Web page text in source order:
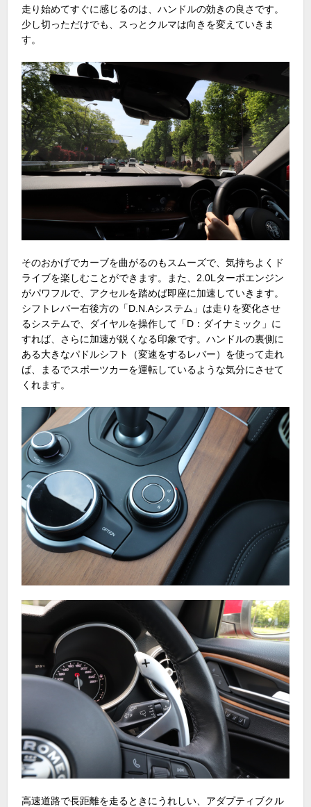
走り始めてすぐに感じるのは、ハンドルの効きの良さです。
少し切っただけでも、スっとクルマは向きを変えていきま
す。
そのおかげでカーブを曲がるのもスムーズで、気持ちよくド
ライブを楽しむことができます。また、2.0Lターボエンジン
がパワフルで、アクセルを踏めば即座に加速していきます。
シフトレバー右後方の「D.N.Aシステム」は走りを変化させ
るシステムで、ダイヤルを操作して「D：ダイナミック」に
すれば、さらに加速が鋭くなる印象です。ハンドルの裏側に
ある大きなパドルシフト（変速をするレバー）を使って走れ
ば、まるでスポーツカーを運転しているような気分にさせて
くれます。
高速道路で長距離を走るときにうれしい、アダプティブクル